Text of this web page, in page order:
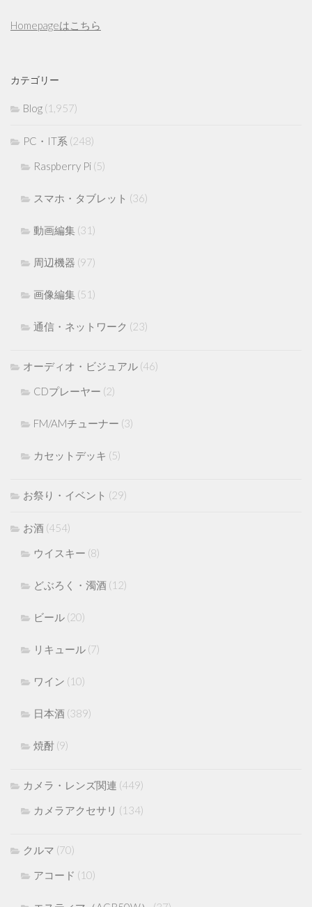
Homepageはこちら
カテゴリー
Blog (1,957)
PC・IT系 (248)
Raspberry Pi (5)
スマホ・タブレット (36)
動画編集 (31)
周辺機器 (97)
画像編集 (51)
通信・ネットワーク (23)
オーディオ・ビジュアル (46)
CDプレーヤー (2)
FM/AMチューナー (3)
カセットデッキ (5)
お祭り・イベント (29)
お酒 (454)
ウイスキー (8)
どぶろく・濁酒 (12)
ビール (20)
リキュール (7)
ワイン (10)
日本酒 (389)
焼酎 (9)
カメラ・レンズ関連 (449)
カメラアクセサリ (134)
クルマ (70)
アコード (10)